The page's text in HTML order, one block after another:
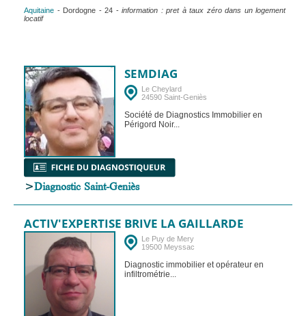
Aquitaine - Dordogne - 24 - information : pret à taux zéro dans un logement
locatif
SEMDIAG
Le Cheylard
24590 Saint-Geniès
Société de Diagnostics Immobilier en
Périgord Noir...
>Diagnostic Saint-Geniès
ACTIV'EXPERTISE BRIVE LA GAILLARDE
Le Puy de Mery
19500 Meyssac
Diagnostic immobilier et opérateur en
infiltrométrie...